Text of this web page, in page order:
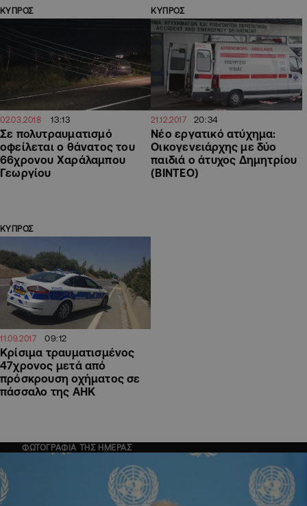
ΚΥΠΡΟΣ
02.03.2018 13:13
Σε πολυτραυματισμό
οφείλεται ο θάνατος του
66χρονου Χαράλαμπου
Γεωργίου
ΚΥΠΡΟΣ
21.12.2017 20:34
Νέο εργατικό ατύχημα:
Οικογενειάρχης με δύο
παιδιά ο άτυχος Δημητρίου
(ΒΙΝΤΕΟ)
ΚΥΠΡΟΣ
11.09.2017 09:12
Κρίσιμα τραυματισμένος
47χρονος μετά από
πρόσκρουση οχήματος σε
πάσσαλο της ΑΗΚ
ΦΩΤΟΓΡΑΦΙΑ ΤΗΣ ΗΜΕΡΑΣ